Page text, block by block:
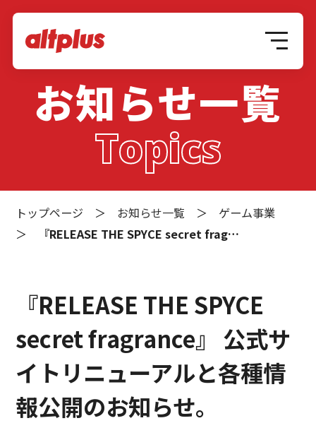
お知らせ一覧
Topics
トップページ ＞ お知らせ一覧 ＞ ゲーム事業
＞
『RELEASE THE SPYCE secret frag…
『RELEASE THE SPYCE
secret fragrance』 公式サ
イトリニューアルと各種情
報公開のお知らせ。